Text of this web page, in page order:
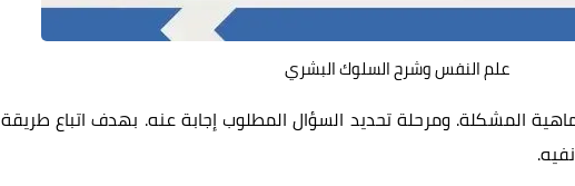
علم النفس وشرح السلوك البشري
المشكلة. ومرحلة تحديد السؤال المطلوب إجابة عنه. بهدف اتباع طريقة